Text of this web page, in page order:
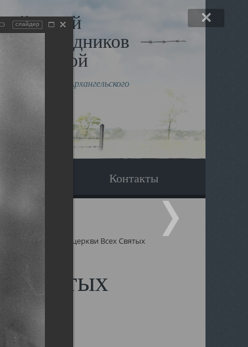
музей
исповедников
митрополита Архангельского
Даниила
ответ Контакты
Священники церкви Всех Святых
Святых
слайдер